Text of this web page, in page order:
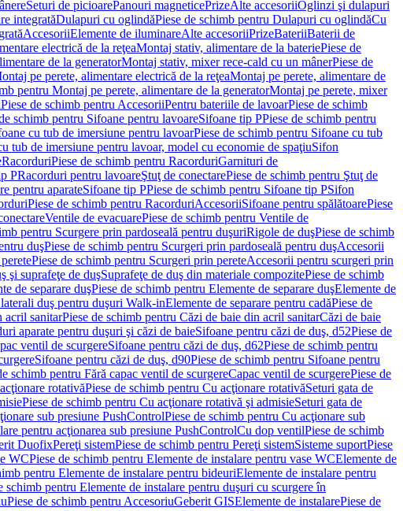
Seturi de picioarePanouri magneticePrizeAlte accesoriiOglinzi şi dulapuri
integratăDulapuri cu oglindăPiese de schimb pentru Dulapuri cu oglindăCu
AccesoriiElemente de iluminareAlte accesoriiPrizeBateriiBaterii de
electrică de la reţeaMontaj stativ, alimentare de la bateriePiese de
de la generatorMontaj stativ, mixer rece-cald cu un mânerPiese de
pe perete, alimentare electrică de la reţeaMontaj pe perete, alimentare de
pentru Montaj pe perete, alimentare de la generatorMontaj pe perete, mixer
Piese de schimb pentru AccesoriiPentru bateriile de lavoarPiese de schimb
schimb pentru Sifoane pentru lavoareSifoane tip PPiese de schimb pentru
cu tub de imersiune pentru lavoarPiese de schimb pentru Sifoane cu tub
tub de imersiune pentru lavoar, model cu economie de spaţiuSifon
RacorduriPiese de schimb pentru RacorduriGarnituri de
PRacorduri pentru lavoareŞtuţ de conectarePiese de schimb pentru Ştuţ de
pentru aparateSifoane tip PPiese de schimb pentru Sifoane tip PSifon
Piese de schimb pentru RacorduriAccesoriiSifoane pentru spălătoarePiese
Ventile de evacuarePiese de schimb pentru Ventile de
pentru Scurgere prin pardoseală pentru duşuriRigole de duşPiese de schimb
duşPiese de schimb pentru Scurgeri prin pardoseală pentru duşAccesorii
Piese de schimb pentru Scurgeri prin pereteAccesorii pentru scurgeri prin
şi suprafeţe de duşSuprafeţe de duş din materiale compozitePiese de schimb
de separare duşPiese de schimb pentru Elemente de separare duşElemente de
duş pentru duşuri Walk-inElemente de separare pentru cadăPiese de
acril sanitarPiese de schimb pentru Căzi de baie din acril sanitarCăzi de baie
aparate pentru duşuri şi căzi de baieSifoane pentru căzi de duş, d52Piese de
ventil de scurgereSifoane pentru căzi de duş, d62Piese de schimb pentru
Sifoane pentru căzi de duş, d90Piese de schimb pentru Sifoane pentru
schimb pentru Fără capac ventil de scurgereCapac ventil de scurgerePiese de
rotativăPiese de schimb pentru Cu acţionare rotativăSeturi gata de
Piese de schimb pentru Cu acţionare rotativă şi admisieSeturi gata de
sub presiune PushControlPiese de schimb pentru Cu acţionare sub
pentru acţionarea sub presiune PushControlCu dop ventilPiese de schimb
DuofixPereţi sistemPiese de schimb pentru Pereţi sistemSisteme suportPiese
WCPiese de schimb pentru Elemente de instalare pentru vase WCElemente de
pentru Elemente de instalare pentru bideuriElemente de instalare pentru
schimb pentru Elemente de instalare pentru duşuri cu scurgere în
Piese de schimb pentru AccesoriuGeberit GISElemente de instalarePiese de